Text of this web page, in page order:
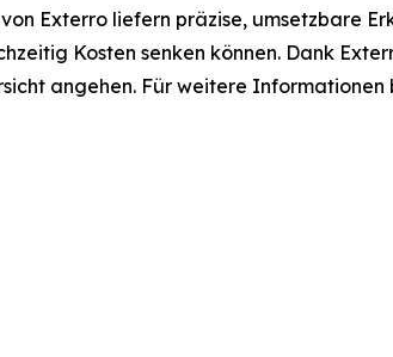
Exterro liefern präzise, umsetzbare
Kosten senken können. Dank
angehen. Für weitere Informationen